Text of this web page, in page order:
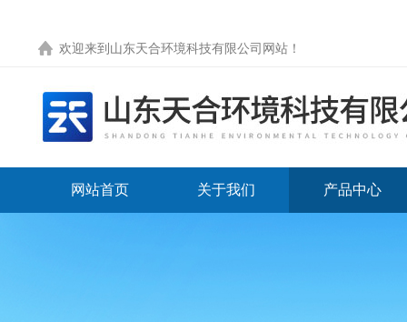
欢迎来到 山东天合环境科技有限公司网站 ！
网站首页 关于我们 产品中心